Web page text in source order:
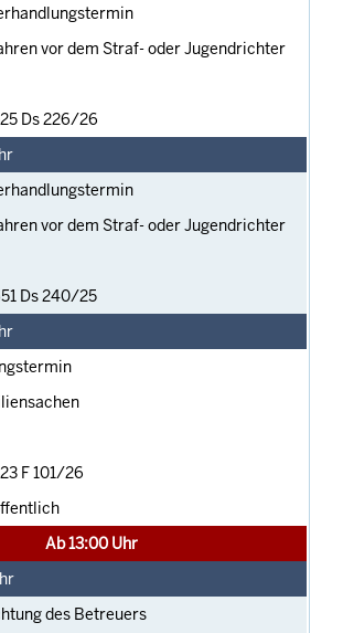
vor dem Straf- oder Jugendrichter
Ds 226/26
vor dem Straf- oder Jugendrichter
Ds 240/25
F 101/26
Ab 13:00 Uhr
des Betreuers